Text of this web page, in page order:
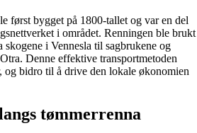
først bygget på 1800-tallet og var en del
i området. Renningen ble brukt
skogene i Vennesla til sagbrukene og
Denne effektive transportmetoden
og bidro til å drive den lokale økonomien
tømmerrenna